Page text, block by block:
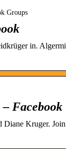
Groups
in.
Facebook
Kruger.